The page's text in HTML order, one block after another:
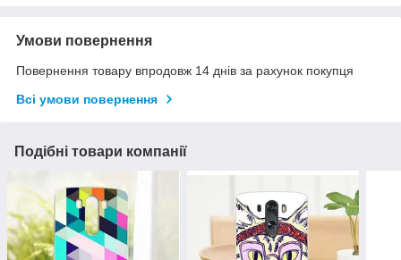
Умови повернення
Повернення товару впродовж 14 днів за рахунок покупця
Всі умови повернення
Подібні товари компанії